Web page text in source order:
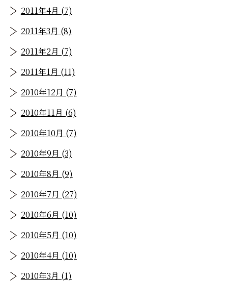
2011年4月 (7)
2011年3月 (8)
2011年2月 (7)
2011年1月 (11)
2010年12月 (7)
2010年11月 (6)
2010年10月 (7)
2010年9月 (3)
2010年8月 (9)
2010年7月 (27)
2010年6月 (10)
2010年5月 (10)
2010年4月 (10)
2010年3月 (1)